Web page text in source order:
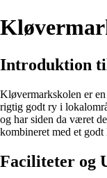
Introduktion
Kløvermarkskolen er
rigtig godt ry i
og har siden da været
kombineret med et
Faciliteter og